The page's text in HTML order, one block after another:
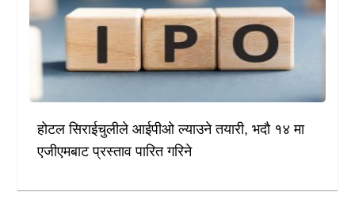
होटल सिराईचुलीले आईपीओ ल्याउने तयारी, भदौ १४ मा
एजीएमबाट प्रस्ताव पारित गरिने